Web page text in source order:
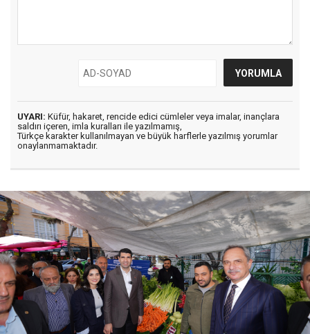
UYARI: Küfür, hakaret, rencide edici cümleler veya imalar, inançlara
saldırı içeren, imla kuralları ile yazılmamış,
Türkçe karakter kullanılmayan ve büyük harflerle yazılmış yorumlar
onaylanmamaktadır.